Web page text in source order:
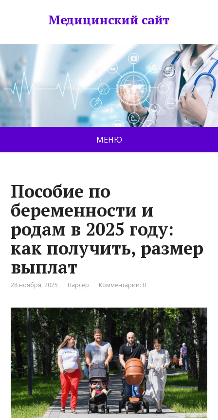
Медицинский сайт
МЕНЮ
Пособие по
беременности и
родам в 2025 году:
как получить, размер
выплат
28 ноября, 2025 Парсер Комментарии: 0